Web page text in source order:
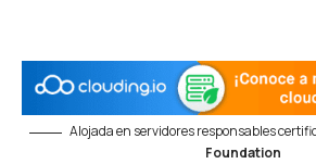
Alojada en servidores responsables
Foundation